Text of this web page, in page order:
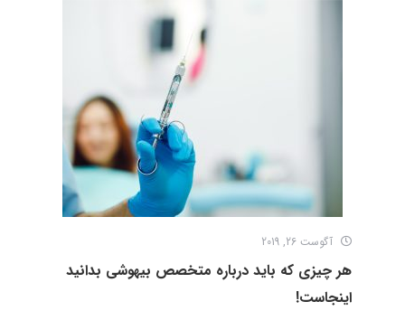
آگوست 26, 2019
هر چیزی که باید درباره متخصص بیهوشی بدانید
اینجاست!